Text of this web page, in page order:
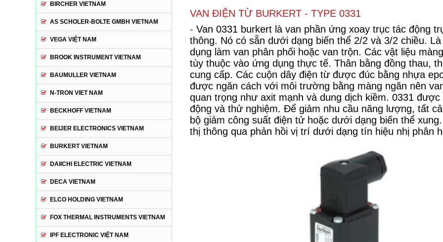
VAN ĐIỆN TỪ BURKERT - TYPE 0331
- Van 0331 burkert là van phần ứng xoay trục tác động
thông. Nó có sẵn dưới dạng biến thể 2/2 và 3/2 chiều.
dụng làm van phân phối hoặc van trộn. Các vật liệu
tùy thuộc vào ứng dụng thực tế. Thân bằng đồng thau,
cung cấp. Các cuộn dây điện từ được đúc bằng nhựa
được ngăn cách với môi trường bằng màng ngăn nên
quan trọng như axit mạnh và dung dịch kiềm. 0331
động và thử nghiệm. Để giảm nhu cầu năng lượng, tất
bộ giảm công suất điện tử hoặc dưới dạng biến thể
thị thông qua phản hồi vị trí dưới dạng tín hiệu nhị phân
BIRCHER VIETNAM
AS SCHOLER-BOLTE GMBH VIETNAM
VEGA VIỆT NAM
BROOK INSTRUMENT VIETNAM
BAUMULLER VIETNAM
N-TRON VIET NAM
BECKHOFF VIETNAM
BEIJER ELECTRONICS VIETNAM
BURKERT VIETNAM
DAIICHI ELECTRIC VIETNAM
DECA VIETNAM
ELCO HOLDING VIETNAM
FOX THERMAL INSTRUMENTS VIETNAM
IPF ELECTRONIC VIỆT NAM